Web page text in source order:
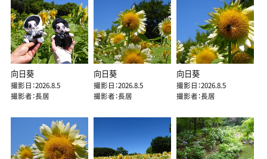
向日葵
撮影日：2026.8.5
撮影者：長居
向日葵
撮影日：2026.8.5
撮影者：長居
向日葵
撮影日：2026.8.5
撮影者：長居